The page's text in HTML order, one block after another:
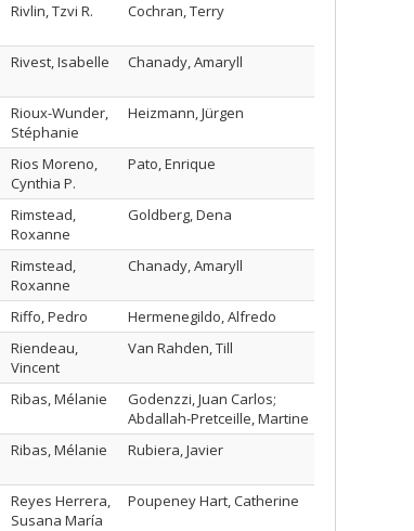
Rivlin, Tzvi R. Cochran, Terry
Rivest, Isabelle Chanady, Amaryll
Rioux-Wunder,
Stéphanie
Heizmann, Jürgen
Rios Moreno,
Cynthia P.
Pato, Enrique
Rimstead,
Roxanne
Goldberg, Dena
Rimstead,
Roxanne
Chanady, Amaryll
Riffo, Pedro
Hermenegildo, Alfredo
Riendeau,
Vincent
Van Rahden, Till
Ribas, Mélanie
Godenzzi, Juan Carlos;
Abdallah-Pretceille, Martine
Ribas, Mélanie Rubiera, Javier
Reyes Herrera,
Susana María
Poupeney Hart, Catherine